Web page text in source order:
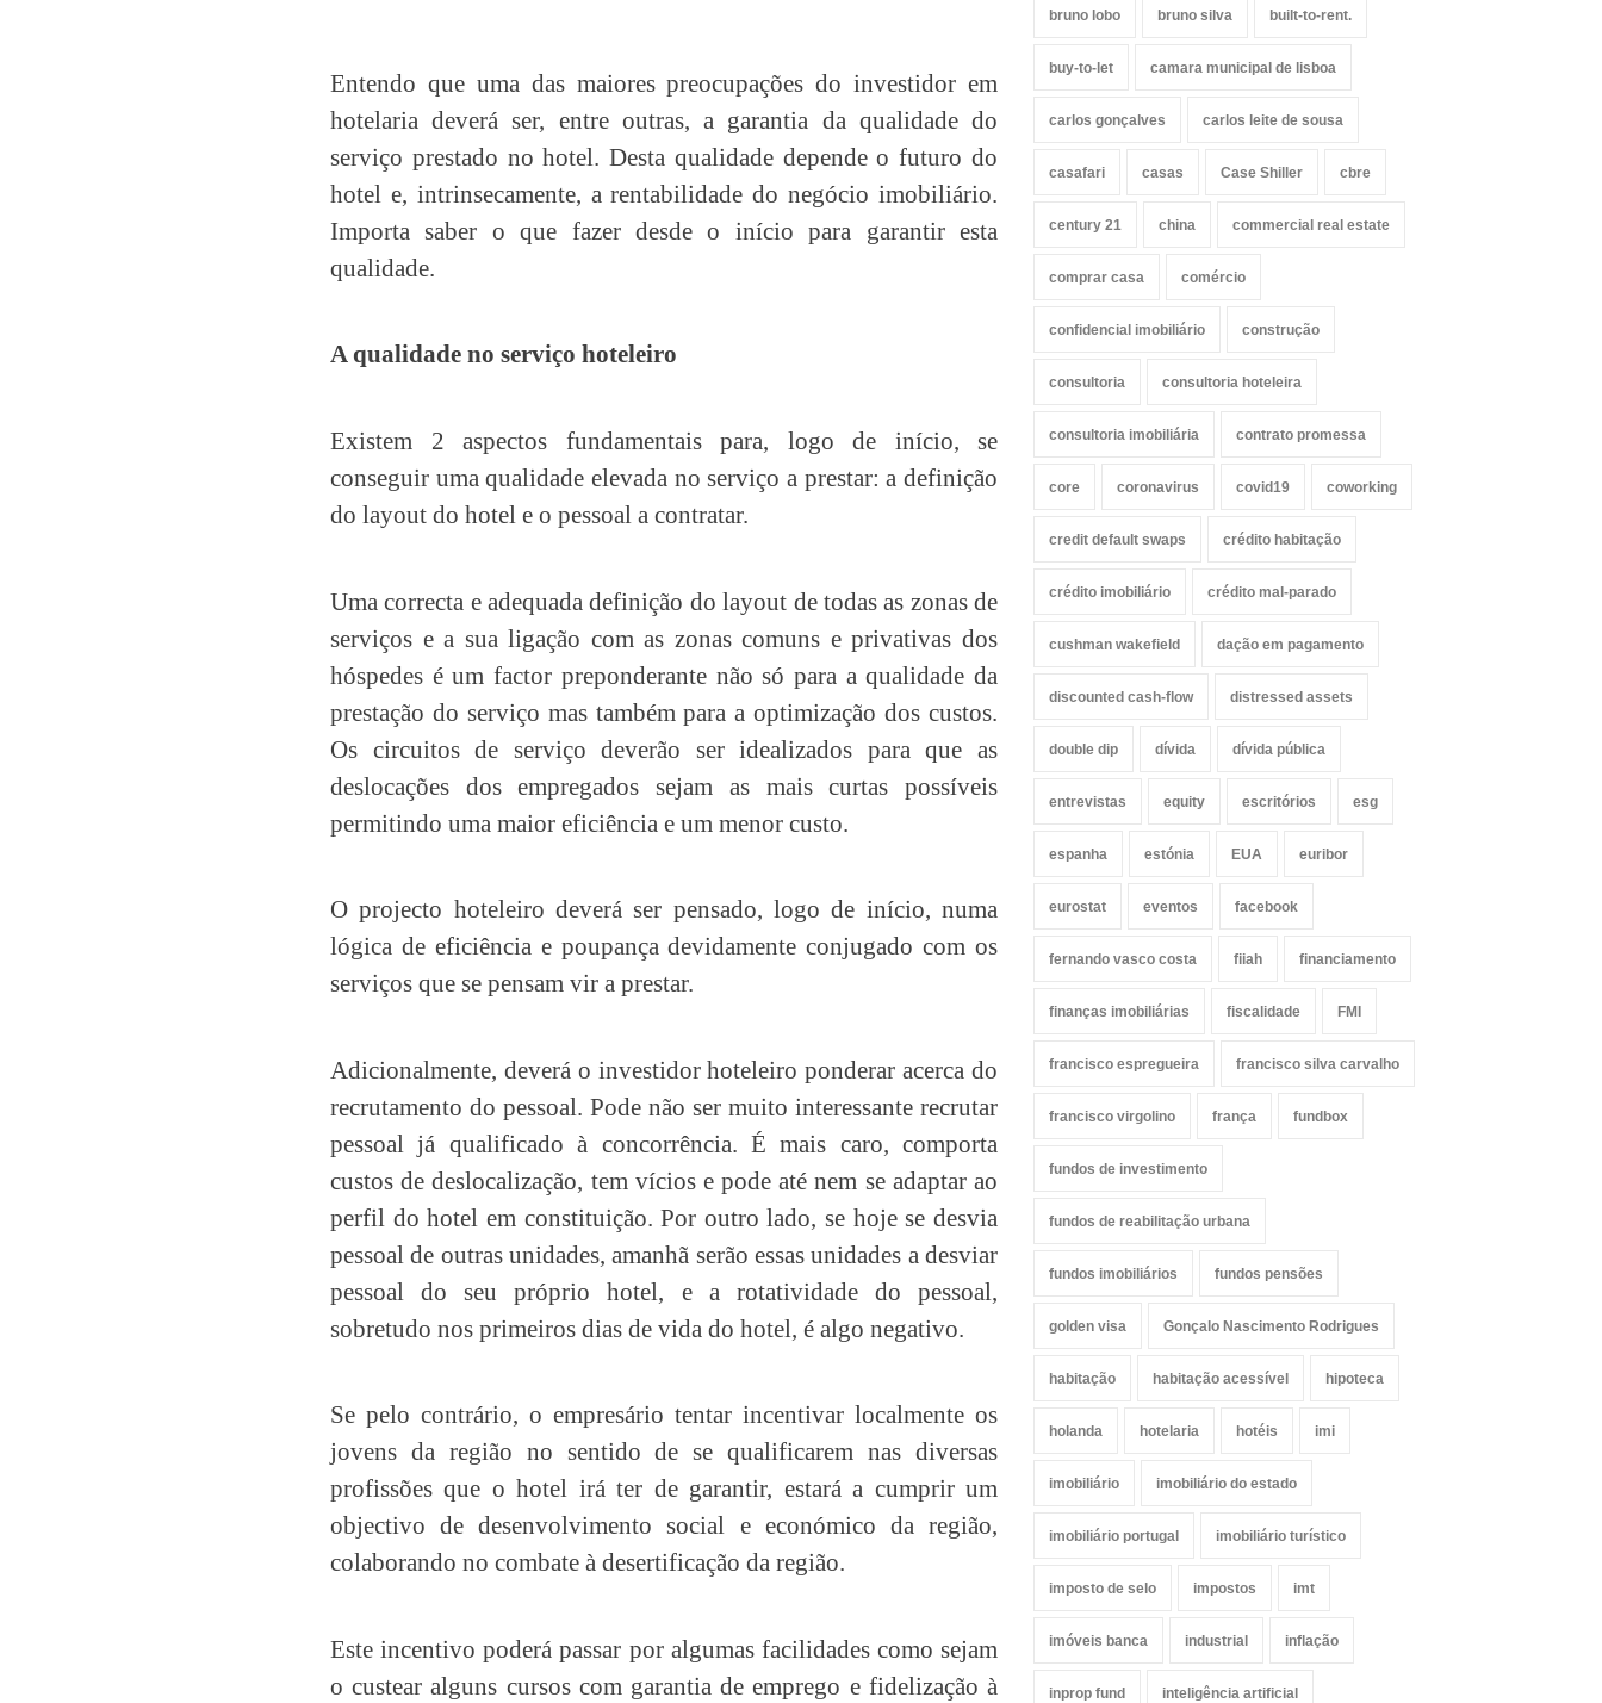
Entendo que uma das maiores preocupações do investidor em
hotelaria deverá ser, entre outras, a garantia da qualidade do
serviço prestado no hotel. Desta qualidade depende o futuro do
hotel e, intrinsecamente, a rentabilidade do negócio imobiliário.
Importa saber o que fazer desde o início para garantir esta
qualidade.
A qualidade no serviço hoteleiro
Existem 2 aspectos fundamentais para, logo de início, se
conseguir uma qualidade elevada no serviço a prestar: a definição
do layout do hotel e o pessoal a contratar.
Uma correcta e adequada definição do layout de todas as zonas de
serviços e a sua ligação com as zonas comuns e privativas dos
hóspedes é um factor preponderante não só para a qualidade da
prestação do serviço mas também para a optimização dos custos.
Os circuitos de serviço deverão ser idealizados para que as
deslocações dos empregados sejam as mais curtas possíveis
permitindo uma maior eficiência e um menor custo.
O projecto hoteleiro deverá ser pensado, logo de início, numa
lógica de eficiência e poupança devidamente conjugado com os
serviços que se pensam vir a prestar.
Adicionalmente, deverá o investidor hoteleiro ponderar acerca do
recrutamento do pessoal. Pode não ser muito interessante recrutar
pessoal já qualificado à concorrência. É mais caro, comporta
custos de deslocalização, tem vícios e pode até nem se adaptar ao
perfil do hotel em constituição. Por outro lado, se hoje se desvia
pessoal de outras unidades, amanhã serão essas unidades a desviar
pessoal do seu próprio hotel, e a rotatividade do pessoal,
sobretudo nos primeiros dias de vida do hotel, é algo negativo.
Se pelo contrário, o empresário tentar incentivar localmente os
jovens da região no sentido de se qualificarem nas diversas
profissões que o hotel irá ter de garantir, estará a cumprir um
objectivo de desenvolvimento social e económico da região,
colaborando no combate à desertificação da região.
Este incentivo poderá passar por algumas facilidades como sejam
o custear alguns cursos com garantia de emprego e fidelização à
bruno lobo bruno silva built-to-rent.
buy-to-let camara municipal de lisboa
carlos gonçalves carlos leite de sousa
casafari casas Case Shiller cbre
century 21 china commercial real estate
comprar casa comércio
confidencial imobiliário construção
consultoria consultoria hoteleira
consultoria imobiliária contrato promessa
core coronavirus covid19 coworking
credit default swaps crédito habitação
crédito imobiliário crédito mal-parado
cushman wakefield dação em pagamento
discounted cash-flow distressed assets
double dip dívida dívida pública
entrevistas equity escritórios esg
espanha estónia EUA euribor
eurostat eventos facebook
fernando vasco costa fiiah financiamento
finanças imobiliárias fiscalidade FMI
francisco espregueira francisco silva carvalho
francisco virgolino frança fundbox
fundos de investimento
fundos de reabilitação urbana
fundos imobiliários fundos pensões
golden visa Gonçalo Nascimento Rodrigues
habitação habitação acessível hipoteca
holanda hotelaria hotéis imi
imobiliário imobiliário do estado
imobiliário portugal imobiliário turístico
imposto de selo impostos imt
imóveis banca industrial inflação
inprop fund inteligência artificial